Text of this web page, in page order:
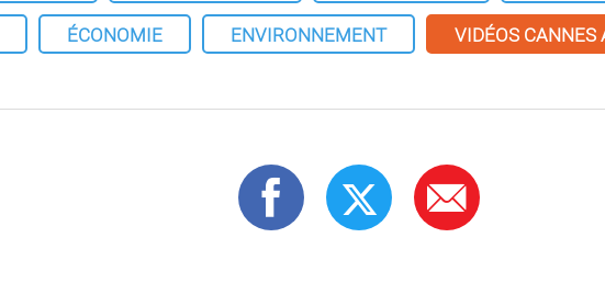
ÉCONOMIE ENVIRONNEMENT VIDÉOS CANNES